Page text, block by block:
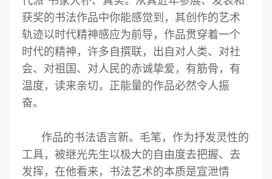
获奖的书法作品中你能感觉到，其创作的艺术
轨迹以时代精神感应为前导，作品贯穿着一个
时代的精神，许多自撰联，出自对人类、对社
会、对祖国、对人民的赤诚挚爱，有筋骨，有
温度，读来亲切，正能量的作品必然令人振
奋。
作品的书法语言新。毛笔，作为抒发灵性的
工具，被继光先生以极大的自由度去把握、去
发挥，在他看来，书法艺术的本质是宣泄情